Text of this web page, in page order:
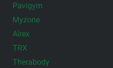
Pavigym
Myzone
Airex
TRX
Therabody